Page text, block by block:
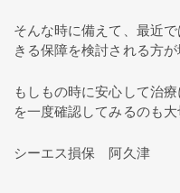
そんな時に備えて、最近
きる保障を検討される方
もしもの時に安心して治
を一度確認してみるのも
シーエス損保 阿久津